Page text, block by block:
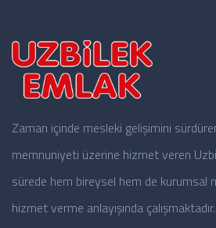
Zaman içinde mesleki gelişimini
memnuniyeti üzerine hizmet veren
sürede hem bireysel hem de kurumsal
hizmet verme anlayışında çalışmaktadır.